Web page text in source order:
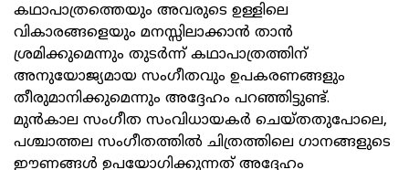
കഥാപാത്രത്തെയും അവരുടെ ഉള്ളിലെ
വികാരങ്ങളെയും മനസ്സിലാക്കാൻ താൻ
ശ്രമിക്കുമെന്നും തുടർന്ന് കഥാപാത്രത്തിന്
അനുയോജ്യമായ സംഗീതവും ഉപകരണങ്ങളും
തീരുമാനിക്കുമെന്നും അദ്ദേഹം പറഞ്ഞിട്ടുണ്ട്.
മുൻകാല സംഗീത സംവിധായകർ ചെയ്തതുപോലെ,
പശ്ചാത്തല സംഗീതത്തിൽ ചിത്രത്തിലെ ഗാനങ്ങളുടെ
ഈണങ്ങൾ ഉപയോഗിക്കുന്നത് അദ്ദേഹം